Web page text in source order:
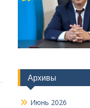
Архивы
Июнь 2026